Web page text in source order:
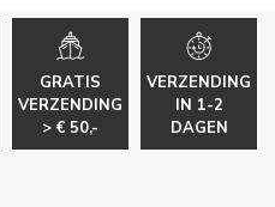
GRATIS
VERZENDING
> € 50,-
VERZENDING
IN 1-2
DAGEN